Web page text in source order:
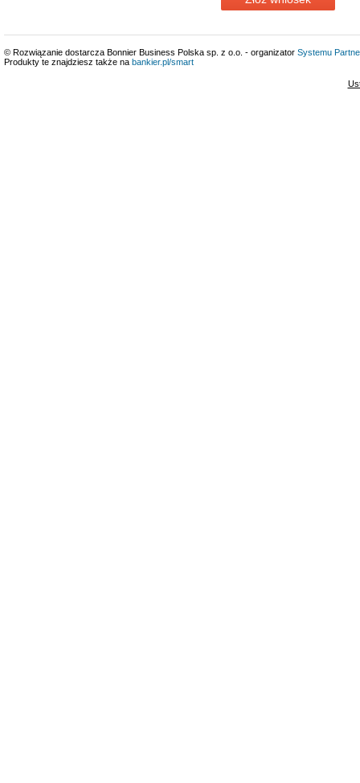
© Rozwiązanie dostarcza Bonnier Business Polska sp. z o.o. - organizator Systemu
Produkty te znajdziesz także na bankier.pl/smart